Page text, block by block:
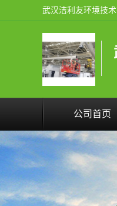
公司首页